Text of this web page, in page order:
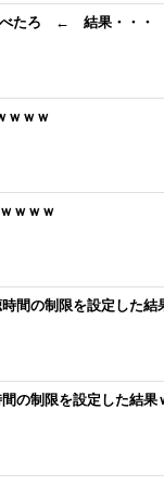
べたろ ← 結果・・・
ｗｗｗ
ｗｗｗ
間の制限を設定した結
の制限を設定した結果